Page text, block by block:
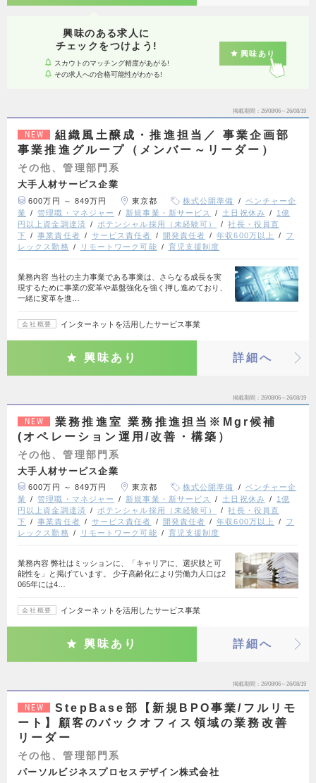
興味のある求人に
チェックをつけよう!
スカウトのマッチング精度があがる!
その求人への合格可能性がわかる!
興味あり
掲載期間 26/08/06～26/08/19
NEW
組織風土醸成・推進担当／ 事業企画部
事業推進グループ（メンバー～リーダー）
その他、管理部門系
大手人材サービス企業
600万円 ～ 849万円 東京都 株式公開準備
ベンチャー企
業
管理職・マネジャー 新規事業・新サービス 土日祝休み
1億
円以上資金調達済
ポテンシャル採用（未経験可）
社長・役員直
下
事業責任者 サービス責任者 開発責任者 年収600万以上
フ
レックス勤務
リモートワーク可能 育児支援制度
業務内容 当社の主力事業である事業は、さらなる成長を実
現するために事業の変革や基盤強化を強く押し進めており、
一緒に変革を進…
会社概要 インターネットを活用したサービス事業
興味あり 詳細へ
掲載期間 26/08/06～26/08/19
NEW
業務推進室 業務推進担当※Mgr候補
(オペレーション運用/改善・構築）
その他、管理部門系
大手人材サービス企業
600万円 ～ 849万円 東京都 株式公開準備
ベンチャー企
業
管理職・マネジャー 新規事業・新サービス 土日祝休み
1億
円以上資金調達済
ポテンシャル採用（未経験可）
社長・役員直
下
事業責任者 サービス責任者 開発責任者 年収600万以上
フ
レックス勤務
リモートワーク可能 育児支援制度
業務内容 弊社はミッションに、「キャリアに、選択肢と可
能性を」と掲げています。 少子高齢化により労働力人口は2
065年には4…
会社概要 インターネットを活用したサービス事業
興味あり 詳細へ
掲載期間 26/08/06～26/08/19
NEW
StepBase部【新規BPO事業/フルリモ
ート】顧客のバックオフィス領域の業務改善
リーダー
その他、管理部門系
パーソルビジネスプロセスデザイン株式会社